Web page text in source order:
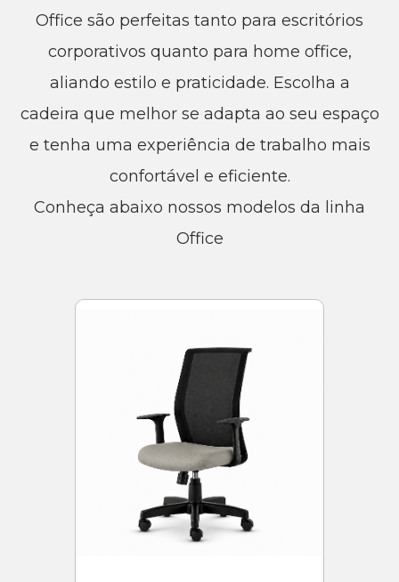
Office são perfeitas tanto para escritórios
corporativos quanto para home office,
aliando estilo e praticidade. Escolha a
cadeira que melhor se adapta ao seu espaço
e tenha uma experiência de trabalho mais
confortável e eficiente.
Conheça abaixo nossos modelos da linha
Office